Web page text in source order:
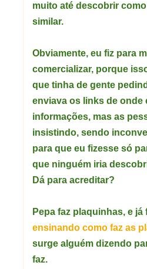
muito até descobrir
similar.
Obviamente, eu fiz para
comercializar, porque
que tinha de gente
enviava os links de onde
informações, mas as
insistindo, sendo
para que eu fizesse só
que ninguém iria
Dá para acreditar?
Pepa faz plaquinhas, e já
ensinando como faz as
surge alguém dizendo
faz.